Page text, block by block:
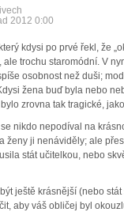
2012 0:00
kdysi po prvé řekl, že
ale trochu staromódní. V
osobnost než duši;
žena buď byla nebo
zrovna tak tragické,
nikdo nepodíval na
ženy ji nenáviděly; ale
stát učitelkou, nebo
ještě krásnější (nebo
aby váš obličej byl